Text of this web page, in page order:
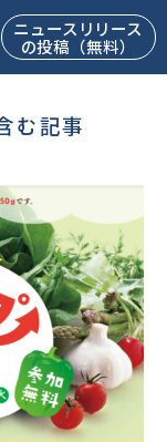
ニュースリリース
の投稿（無料）
む記事